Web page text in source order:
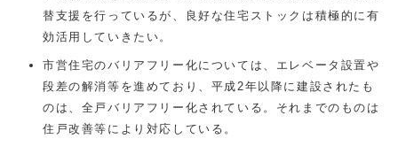
替支援を行っているが、良好な住宅ストックは積極的に有
効活用していきたい。
市営住宅のバリアフリー化については、エレベータ設置や
段差の解消等を進めており、平成2年以降に建設されたも
のは、全戸バリアフリー化されている。それまでのものは
住戸改善等により対応している。